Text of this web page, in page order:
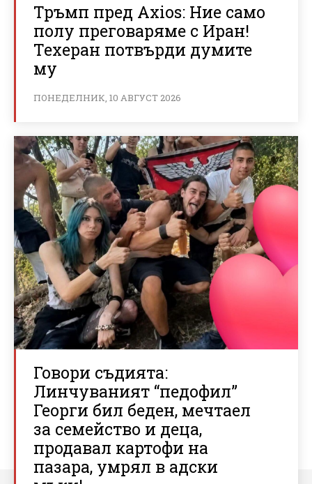
Тръмп пред Axios: Ние само
полу преговаряме с Иран!
Техеран потвърди думите
му
ПОНЕДЕЛНИК, 10 АВГУСТ 2026
Говори съдията:
Линчуваният “педофил”
Георги бил беден, мечтаел
за семейство и деца,
продавал картофи на
пазара, умрял в адски